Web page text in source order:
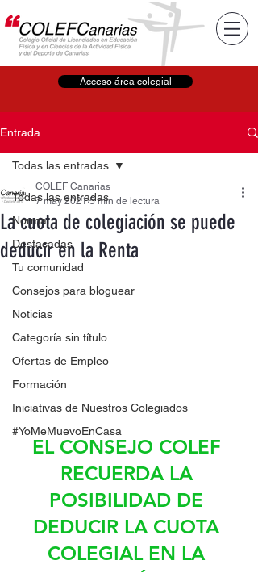
Acceso área colegial
Entrada
Todas las entradas
Normal
Destacadas
Tu comunidad
Consejos para bloguear
Noticias
Categoría sin título
Ofertas de Empleo
Formación
Iniciativas de Nuestros Colegiados
#YoMeMuevoEnCasa
Todas las entradas
La cuota de colegiación se puede
deducir en la Renta
COLEF Canarias
7 may 2021 5 min de lectura
EL CONSEJO COLEF
RECUERDA LA
POSIBILIDAD DE
DEDUCIR LA CUOTA
COLEGIAL EN LA